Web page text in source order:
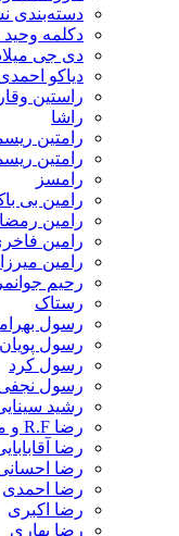
دسته‌بندی
دکلمه
دی جی
دیاکو
راستین
راشا
رامتین
رامتین
رامسز
رامین بی
رامین
رامین
رامین
رحیم
رستاک
رسول
رسول پویان
رسول کرد
رسول
رشید
رضا R.F و مرتضی اوژن
رضا
رضا
رضا احمدی
رضا اکبری
رضا بهاری